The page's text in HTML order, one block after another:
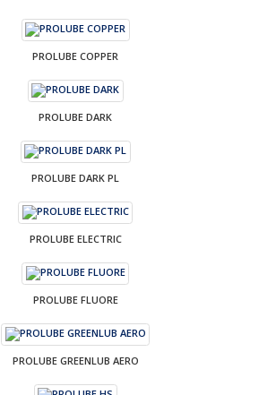
PROLUBE COPPER
PROLUBE DARK
PROLUBE DARK PL
PROLUBE ELECTRIC
PROLUBE FLUORE
PROLUBE GREENLUB AERO